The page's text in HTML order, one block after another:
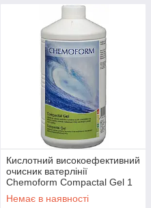
Кислотний високоефективний
очисник ватерлінії
Chemoform Compactal Gel 1
л
Немає в наявності